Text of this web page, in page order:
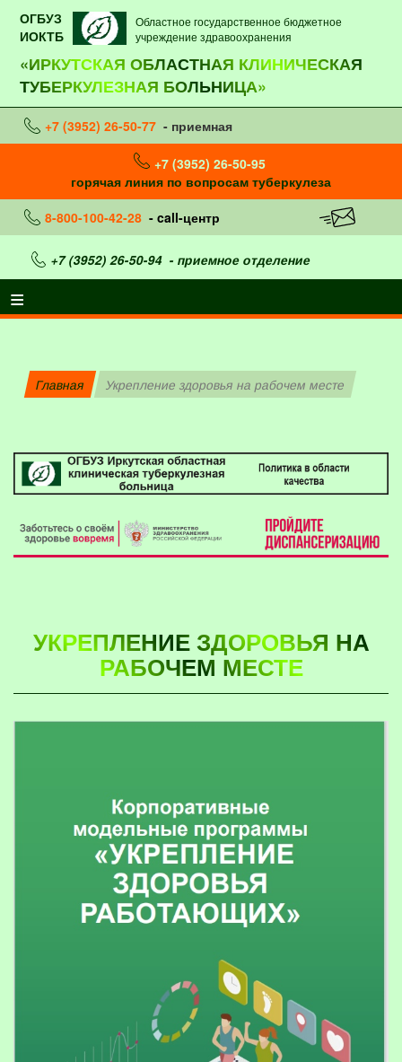
ОГБУЗ
ИОКТБ
Областное государственное бюджетное
учреждение здравоохранения
«ИРКУТСКАЯ ОБЛАСТНАЯ КЛИНИЧЕСКАЯ
ТУБЕРКУЛЕЗНАЯ БОЛЬНИЦА»
+7 (3952) 26-50-77 - приемная
+7 (3952) 26-50-95
горячая линия по вопросам туберкулеза
8-800-100-42-28 - call-центр
+7 (3952) 26-50-94- приемное отделение
Главная Укрепление здоровья на рабочем месте
УКРЕПЛЕНИЕ ЗДОРОВЬЯ НА
РАБОЧЕМ МЕСТЕ